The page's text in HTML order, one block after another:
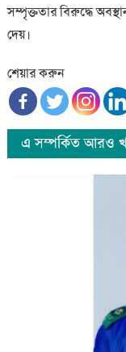
সম্পৃক্ততার বিরুদ্ধে
দেয়।
শেয়ার করুন
এ সম্পর্কিত আরও